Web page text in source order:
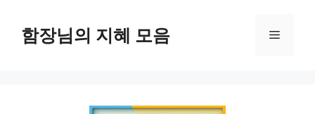
함장님의 지혜 모음 메